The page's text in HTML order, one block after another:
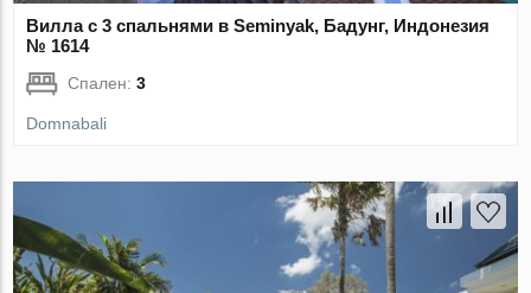
Вилла с 3 спальнями в Seminyak, Бадунг, Индонезия
№ 1614
Спален:3
Domnabali